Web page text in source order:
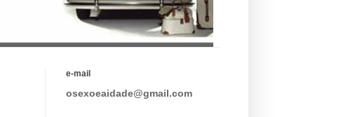
e-mail
osexoeaidade@gmail.com